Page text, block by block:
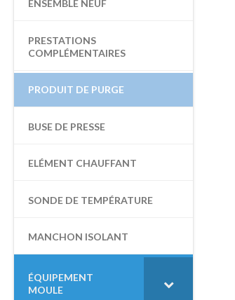
ENSEMBLE NEUF
PRESTATIONS
COMPLÉMENTAIRES
PRODUIT DE PURGE
BUSE DE PRESSE
ELÉMENT CHAUFFANT
SONDE DE TEMPÉRATURE
MANCHON ISOLANT
ÉQUIPEMENT
MOULE